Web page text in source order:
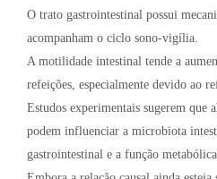
O trato gastrointestinal possui
acompanham o ciclo sono-vigília.
A motilidade intestinal tende a
refeições, especialmente devido ao
Estudos experimentais sugerem que
podem influenciar a microbiota
gastrointestinal e a função